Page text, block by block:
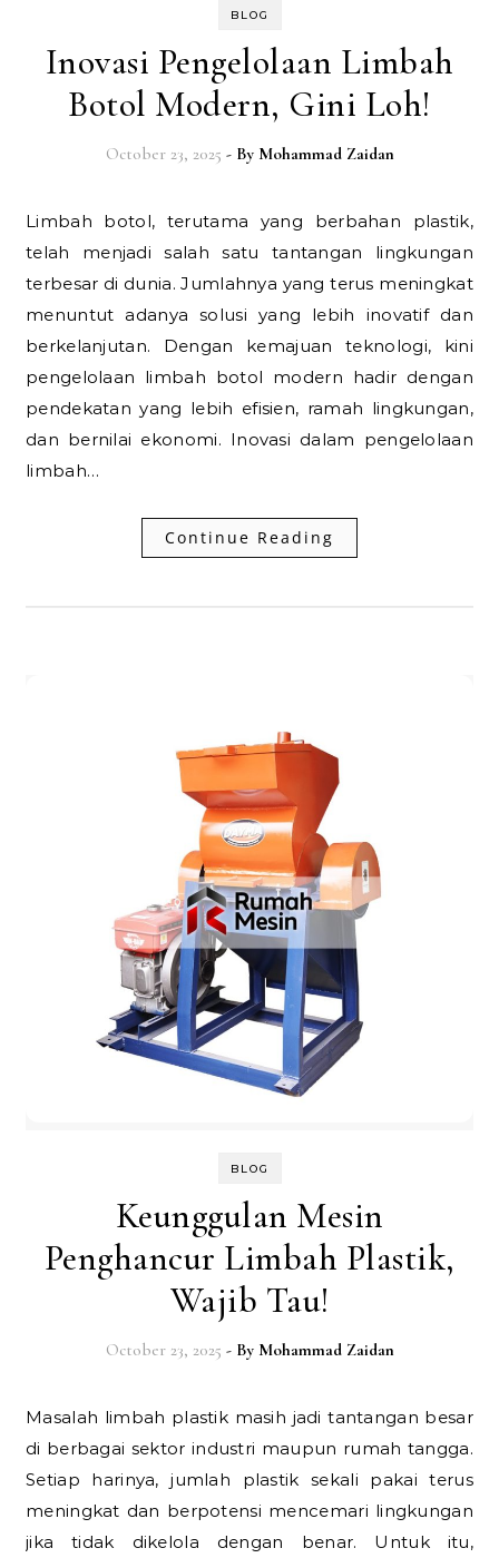
BLOG
Inovasi Pengelolaan Limbah
Botol Modern, Gini Loh!
October 23, 2025 - By Mohammad Zaidan
Limbah botol, terutama yang berbahan plastik,
telah menjadi salah satu tantangan lingkungan
terbesar di dunia. Jumlahnya yang terus meningkat
menuntut adanya solusi yang lebih inovatif dan
berkelanjutan. Dengan kemajuan teknologi, kini
pengelolaan limbah botol modern hadir dengan
pendekatan yang lebih efisien, ramah lingkungan,
dan bernilai ekonomi. Inovasi dalam pengelolaan
limbah…
Continue Reading
BLOG
Keunggulan Mesin
Penghancur Limbah Plastik,
Wajib Tau!
October 23, 2025 - By Mohammad Zaidan
Masalah limbah plastik masih jadi tantangan besar
di berbagai sektor industri maupun rumah tangga.
Setiap harinya, jumlah plastik sekali pakai terus
meningkat dan berpotensi mencemari lingkungan
jika tidak dikelola dengan benar. Untuk itu,